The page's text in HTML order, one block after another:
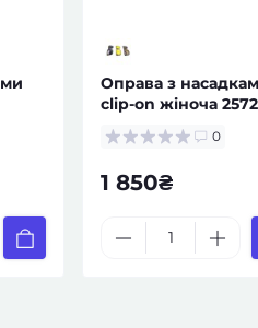
Оправа з
clip-on жіноча
за рецептом
0
1 850₴